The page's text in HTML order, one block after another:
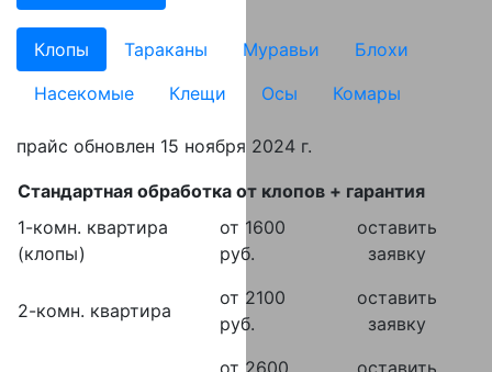
Клопы Тараканы Муравьи
Блохи
Насекомые
Клещи Осы Комары
прайс обновлен 15 ноября 2024 г.
Стандартная обработка от клопов + гарантия
1-комн. квартира
(клопы)
от 1600
руб.
оставить
заявку
2-комн. квартира
от 2100
руб.
оставить
заявку
от 2600
оставить